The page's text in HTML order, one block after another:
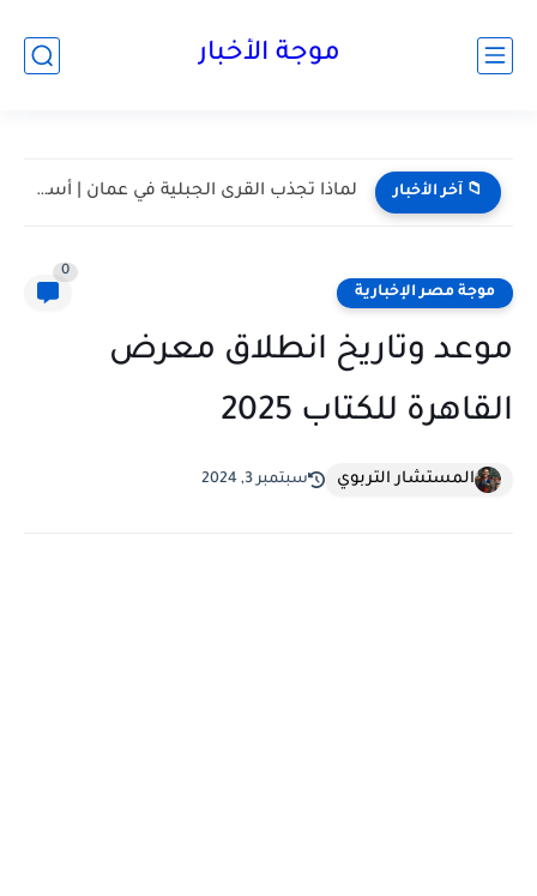
موجة الأخبار
📁 آخر الأخبار مسقط واحدة من أكثر المدن هدوءا في الخليج | أعرف...
موجة مصر الإخبارية
0
موعد وتاريخ انطلاق معرض
القاهرة للكتاب 2025
المستشار التربوي سبتمبر 3, 2024